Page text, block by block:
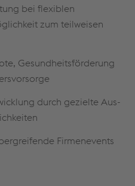
und
Englischkenntnisse in
bei flexiblen
zum teilweisen
Gesundheitsförderung
durch gezielte Aus-
Firmenevents